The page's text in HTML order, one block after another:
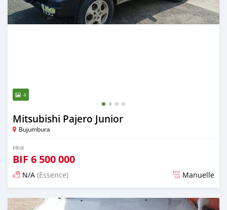
4
Mitsubishi Pajero Junior
Bujumbura
PRIX
BIF 6 500 000
N/A (Essence) Manuelle
Publié il y a environ 4 ans